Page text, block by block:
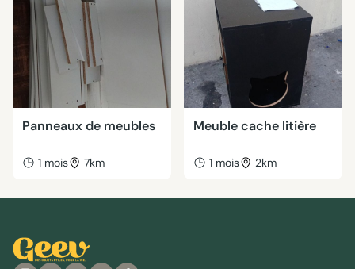
Panneaux de meubles
1 mois 7km
Meuble cache litière
1 mois 2km